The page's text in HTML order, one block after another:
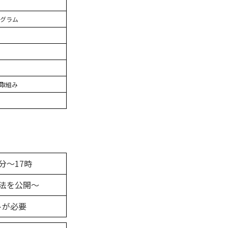
ラム
組み
～17時
を公開～
必要